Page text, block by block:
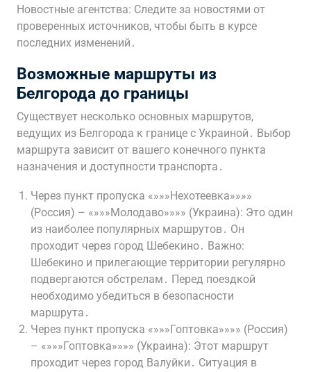
Новостные агентства: Следите за новостями от
проверенных источников, чтобы быть в курсе
последних изменений․
Возможные маршруты из
Белгорода до границы
Существует несколько основных маршрутов,
ведущих из Белгорода к границе с Украиной․ Выбор
маршрута зависит от вашего конечного пункта
назначения и доступности транспорта․
Через пункт пропуска «»»»Нехотеевка»»»»
(Россия) – «»»»Молодаво»»»» (Украина): Это один
из наиболее популярных маршрутов․ Он
проходит через город Шебекино․ Важно:
Шебекино и прилегающие территории регулярно
подвергаются обстрелам․ Перед поездкой
необходимо убедиться в безопасности
маршрута․
Через пункт пропуска «»»»Гоптовка»»»» (Россия)
– «»»»Гоптовка»»»» (Украина): Этот маршрут
проходит через город Валуйки․ Ситуация в